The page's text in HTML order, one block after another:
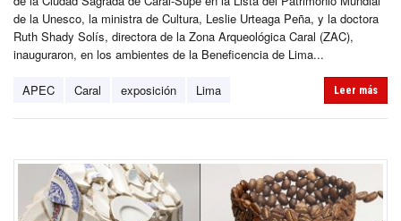
de la Unesco, la ministra de Cultura, Leslie Urteaga Peña, y la doctora
Ruth Shady Solís, directora de la Zona Arqueológica Caral (ZAC),
inauguraron, en los ambientes de la Beneficencia de Lima...
APEC Caral exposición Lima Leer más